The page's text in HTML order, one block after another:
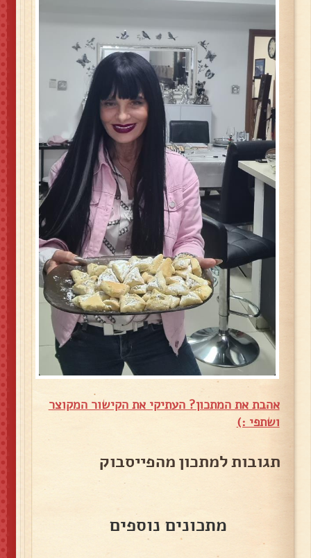
אהבת את המתכון? העתיקי את הקישור המקוצר
ושתפי :)
תגובות למתכון מהפייסבוק
מתכונים נוספים